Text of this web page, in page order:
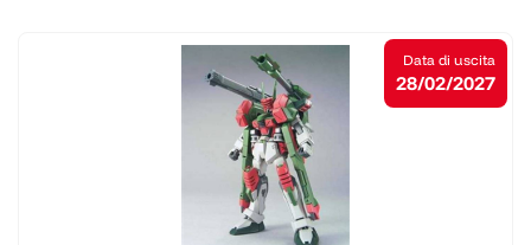
Data di uscita
28/02/2027